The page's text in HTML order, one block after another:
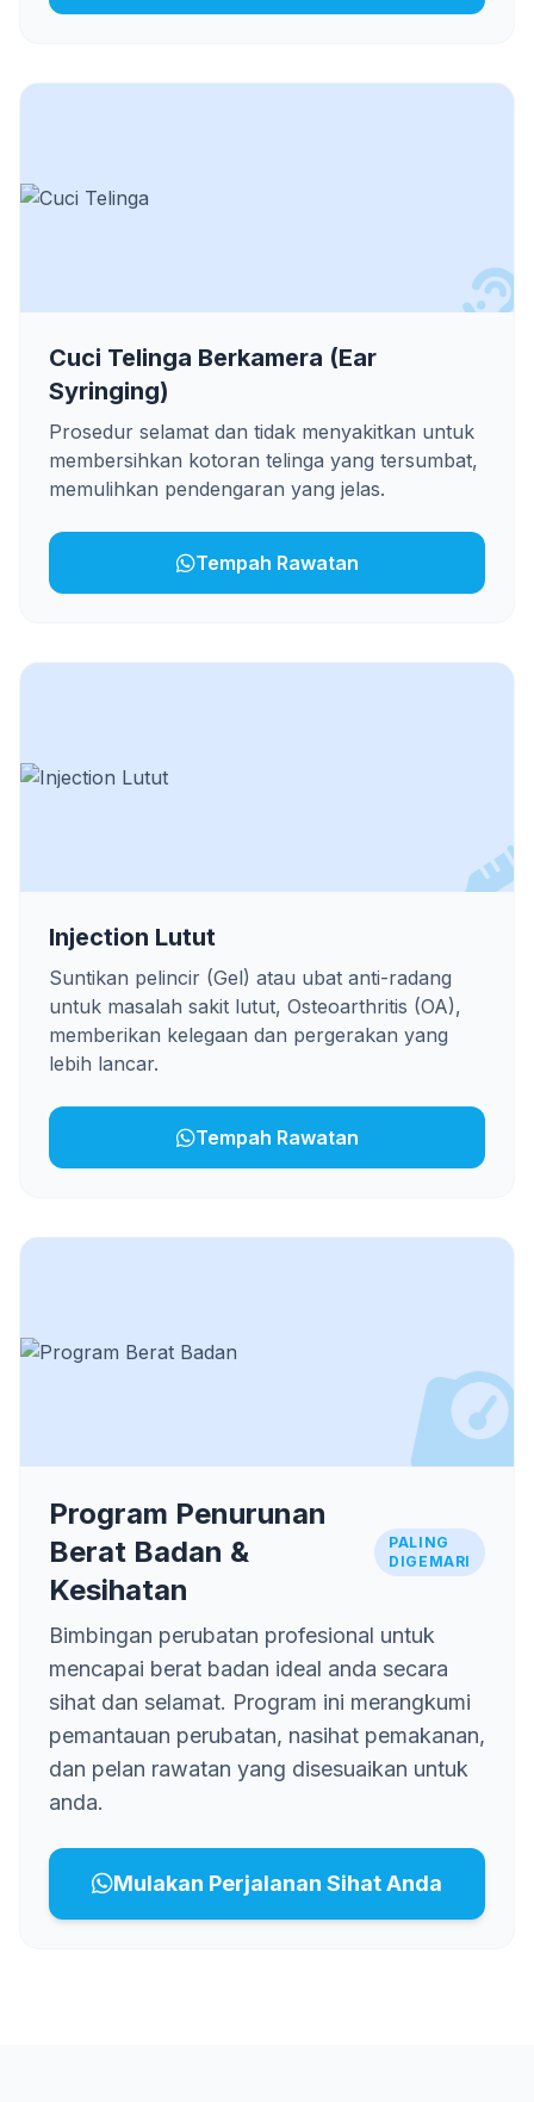
Cuci Telinga Berkamera (Ear
Syringing)
Prosedur selamat dan tidak menyakitkan untuk
membersihkan kotoran telinga yang tersumbat,
memulihkan pendengaran yang jelas.
Tempah Rawatan
Injection Lutut
Suntikan pelincir (Gel) atau ubat anti-radang
untuk masalah sakit lutut, Osteoarthritis (OA),
memberikan kelegaan dan pergerakan yang
lebih lancar.
Tempah Rawatan
Program Penurunan
Berat Badan &
Kesihatan
PALING
DIGEMARI
Bimbingan perubatan profesional untuk
mencapai berat badan ideal anda secara
sihat dan selamat. Program ini merangkumi
pemantauan perubatan, nasihat pemakanan,
dan pelan rawatan yang disesuaikan untuk
anda.
Mulakan Perjalanan Sihat Anda